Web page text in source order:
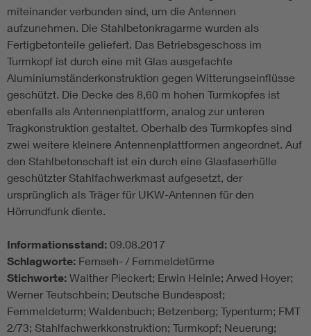
miteinander verbunden sind, um die Antennen
aufzunehmen. Die Stahlbetonkragarme wurden als
Fertigbetonteile geliefert. Das Betriebsgeschoss im
Turmkopf ist durch eine mit Glas ausgefachte
Aluminiumständerkonstruktion gegen Witterungseinflüsse
geschützt. Die Decke des 8,60 m hohen Turmkopfes ist
ebenfalls als Antennenplattform, analog zur unteren
Tragkonstruktion gestaltet. Oberhalb des Turmkopfes sind
zwei weitere kleinere Antennenplattformen angeordnet. Auf
den Stahlbetonschaft ist ein durch eine Glasfaserhülle
geschützter Stahlfachwerkmast aufgesetzt, der
ursprünglich als Träger für UKW-Antennen für den
Hörrundfunk diente.
Informationsstand: 09.08.2017
Schlagworte: Fernseh- / Fernmeldetürme
Stichworte: Walther Pieckert; Erwin Heinle; Arwed Hoyer;
Werner Teutschbein; Deutsche Bundespost;
Fernmeldeturm; Waldenbuch; Betzenberg; Typenturm; FMT
2/73; Stahlfachwerkkonstruktion; Turmkopf; Neuerung;